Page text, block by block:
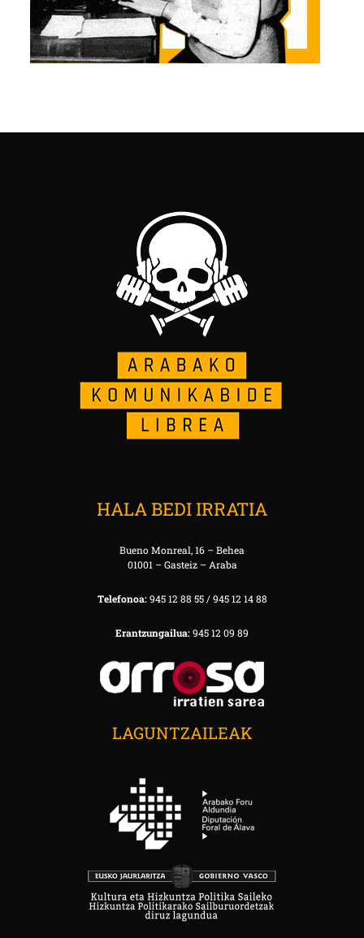
HALA BEDI IRRATIA
Bueno Monreal, 16 – Behea
01001 – Gasteiz – Araba
Telefonoa:945 12 88 55 / 945 12 14 88
Erantzungailua:945 12 09 89
LAGUNTZAILEAK